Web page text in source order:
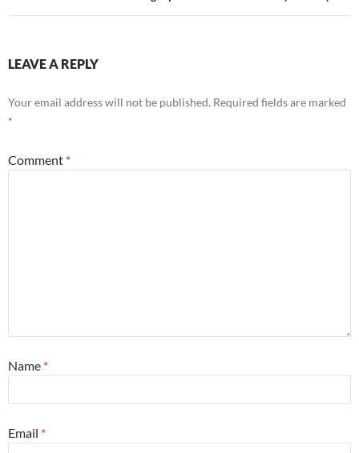
LEAVE A REPLY
Your email address will not be published. Required fields are marked
*
Comment *
Name *
Email *